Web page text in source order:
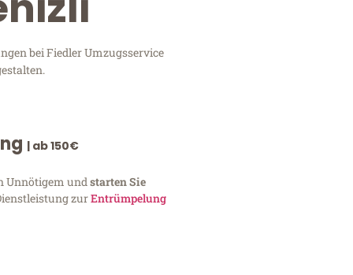
bei Fiedler Umzugsservice
| ab 150€
Unnötigem und starten Sie
zurEntrümpelung